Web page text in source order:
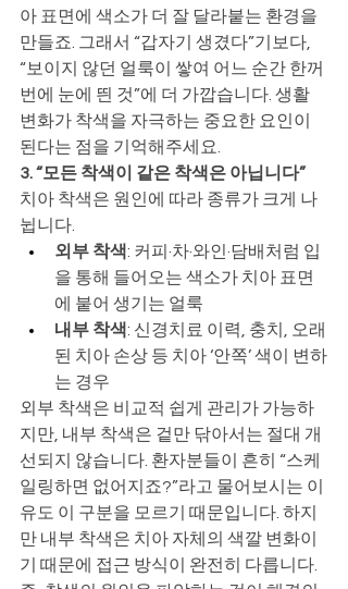
아 표면에 색소가 더 잘 달라붙는 환경을
만들죠. 그래서 “갑자기 생겼다”기보다,
“보이지 않던 얼룩이 쌓여 어느 순간 한꺼
번에 눈에 띈 것”에 더 가깝습니다. 생활
변화가 착색을 자극하는 중요한 요인이
된다는 점을 기억해주세요.
3. “모든 착색이 같은 착색은 아닙니다”
치아 착색은 원인에 따라 종류가 크게 나
뉩니다.
외부 착색: 커피·차·와인·담배처럼 입
을 통해 들어오는 색소가 치아 표면
에 붙어 생기는 얼룩
내부 착색: 신경치료 이력, 충치, 오래
된 치아 손상 등 치아 ‘안쪽’ 색이 변하
는 경우
외부 착색은 비교적 쉽게 관리가 가능하
지만, 내부 착색은 겉만 닦아서는 절대 개
선되지 않습니다. 환자분들이 흔히 “스케
일링하면 없어지죠?”라고 물어보시는 이
유도 이 구분을 모르기 때문입니다. 하지
만 내부 착색은 치아 자체의 색깔 변화이
기 때문에 접근 방식이 완전히 다릅니다.